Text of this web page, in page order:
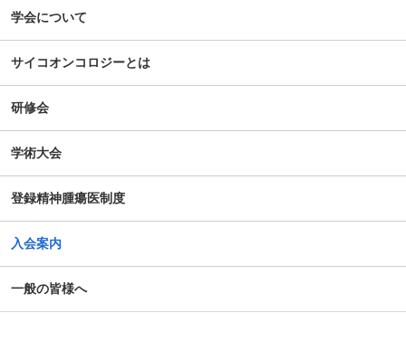
【新旧対照表訂正】「がん等の診療に携わる医師等に対す
のための公開シンポジウム-開催のお知らせ
がん患者の抱えるアピアランス問題への心理社会的支援の
ための研修会（2025年度）
第14回日本がん相談研究会年次大会・プレセミナー
学会について
サイコオンコロジーとは
研修会
学術大会
登録精神腫瘍医制度
入会案内
一般の皆様へ